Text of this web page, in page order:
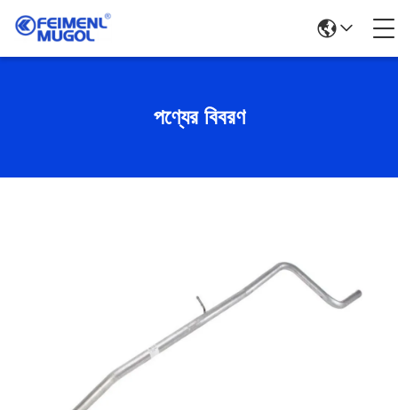
পণ্যের বিবরণ